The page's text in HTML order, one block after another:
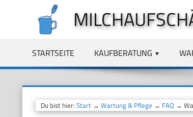
springen
STARTSEITE KAUFBERATUNG
Du bist hier: Start→ Wartung & Pflege → FAQ →